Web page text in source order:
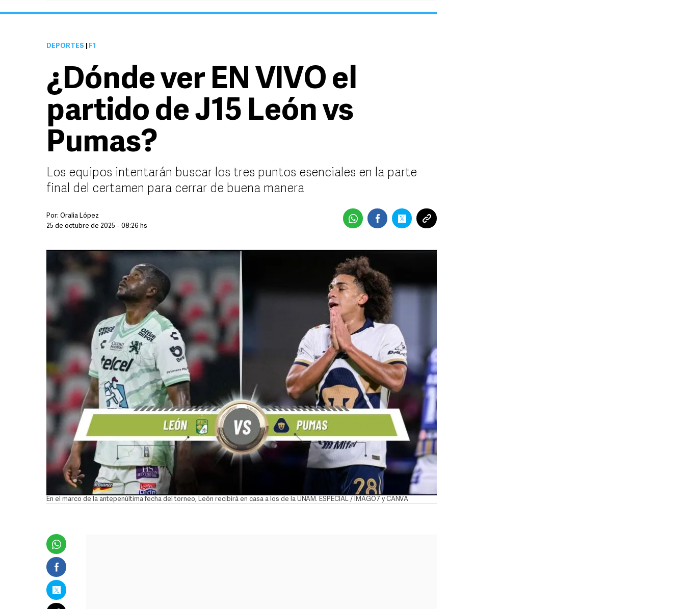
DEPORTES F1
¿Dónde ver EN VIVO el
partido de J15 León vs
Pumas?
Los equipos intentarán buscar los tres puntos esenciales en la parte
final del certamen para cerrar de buena manera
Por: Oralia López
25 de octubre de 2025 - 08:26 hs
En el marco de la antepenúltima fecha del torneo, León recibirá en casa a los de la UNAM. ESPECIAL / IMAGO7 y CANVA